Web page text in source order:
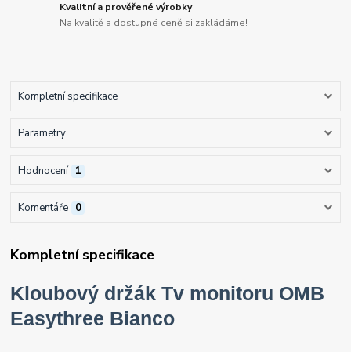
Kvalitní a prověřené výrobky
Na kvalitě a dostupné ceně si zakládáme!
Kompletní specifikace
Parametry
Hodnocení 1
Komentáře 0
Kompletní specifikace
Kloubový držák Tv monitoru OMB
Easythree Bianco